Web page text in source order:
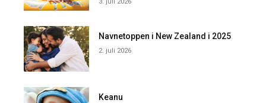
Navnetoppen i New Zealand i 2025
2. juli 2026
Keanu